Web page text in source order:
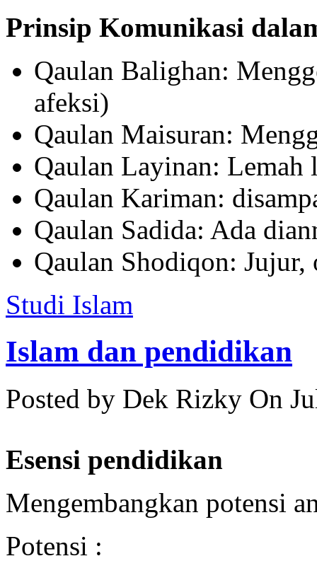
Prinsip Komunikasi
Qaulan Balighan:
afeksi)
Qaulan Maisuran:
Qaulan Layinan: Lemah
Qaulan Kariman:
Qaulan Sadida: Ada
Qaulan Shodiqon: Jujur,
Studi Islam
Islam dan pendidikan
Posted by Dek Rizky On
Esensi pendidikan
Mengembangkan potensi
Potensi :